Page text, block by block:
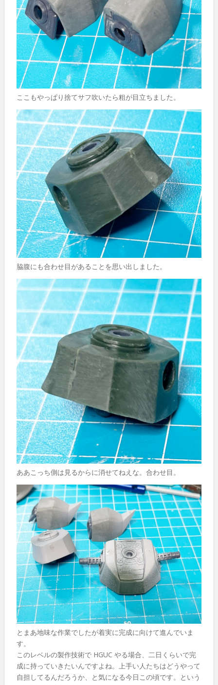
ここもやっぱり捨てサフ吹いたら粗が目立ちました。
脇腹にも合わせ目があることを思い出しました。
ああこっち側は見るからに消せてねえな。合わせ目。
とまあ地味な作業でしたが着実に完成に向けて進んでいま
す。
このレベルの製作技術で HGUC やる場合、二日くらいで完
成に持っていきたいんですよね。上手い人たちはどうやって
自担してるんだろうか、と気になる今日この頃です。という